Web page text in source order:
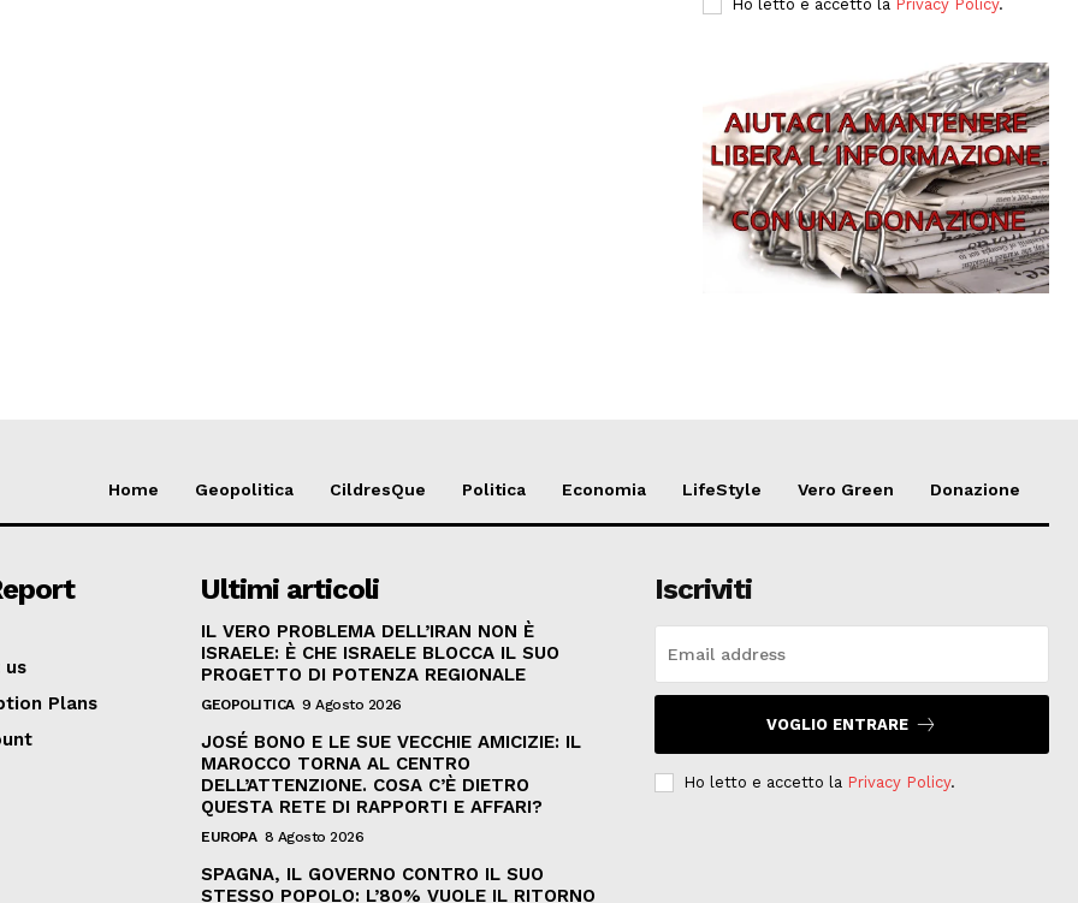
Ho letto e accetto la Privacy Policy.
Home Geopolitica CildresQue Politica Economia LifeStyle Vero Green Donazione
us
Plans
Ultimi articoli
IL VERO PROBLEMA DELL’IRAN NON È
ISRAELE: È CHE ISRAELE BLOCCA IL SUO
PROGETTO DI POTENZA REGIONALE
GEOPOLITICA 9 Agosto 2026
JOSÉ BONO E LE SUE VECCHIE AMICIZIE: IL
MAROCCO TORNA AL CENTRO
DELL’ATTENZIONE. COSA C’È DIETRO
QUESTA RETE DI RAPPORTI E AFFARI?
EUROPA 8 Agosto 2026
SPAGNA, IL GOVERNO CONTRO IL SUO
STESSO POPOLO: L’80% VUOLE IL RITORNO
Iscriviti
VOGLIO ENTRARE
Ho letto e accetto la Privacy Policy.